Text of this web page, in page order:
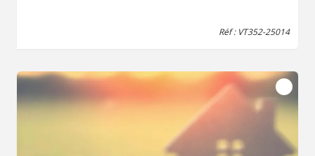
vous bénéficiez d’une totale liberté pour imaginer et
opportunité rare à saisir. Honoraires inclus de 7.71% TTC
à la charge de l'acquéreur. Prix hors honoraires 73 700 €.
Les informations sur les risques auxquels ce bien est
exposé sont disponibles sur le site Géorisques :
Réf : VT352-25014